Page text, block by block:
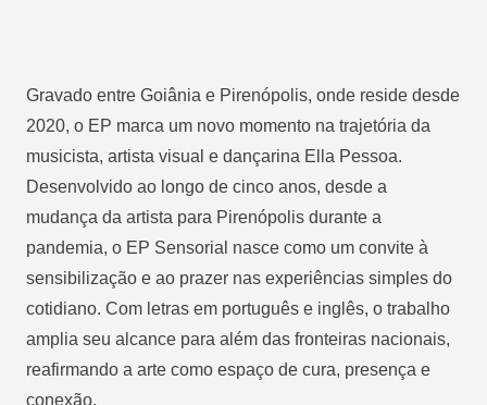
Gravado entre Goiânia e Pirenópolis, onde reside desde
2020, o EP marca um novo momento na trajetória da
musicista, artista visual e dançarina Ella Pessoa.
Desenvolvido ao longo de cinco anos, desde a
mudança da artista para Pirenópolis durante a
pandemia, o EP Sensorial nasce como um convite à
sensibilização e ao prazer nas experiências simples do
cotidiano. Com letras em português e inglês, o trabalho
amplia seu alcance para além das fronteiras nacionais,
reafirmando a arte como espaço de cura, presença e
conexão.